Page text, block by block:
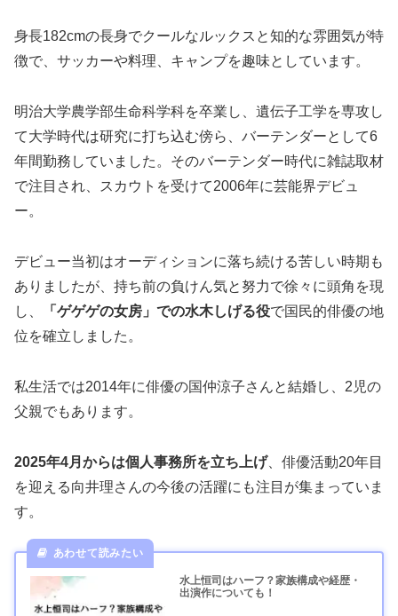
身長182cmの長身でクールなルックスと知的な雰囲気が特
徴で、サッカーや料理、キャンプを趣味としています。
明治大学農学部生命科学科を卒業し、遺伝子工学を専攻し
て大学時代は研究に打ち込む傍ら、バーテンダーとして6
年間勤務していました。そのバーテンダー時代に雑誌取材
で注目され、スカウトを受けて2006年に芸能界デビュ
ー。
デビュー当初はオーディションに落ち続ける苦しい時期も
ありましたが、持ち前の負けん気と努力で徐々に頭角を現
し、
「ゲゲゲの女房」での水木しげる役で国民的俳優の地
位を確立しました。
私生活では2014年に俳優の国仲涼子さんと結婚し、2児の
父親でもあります。
2025年4月からは個人事務所を立ち上げ、俳優活動20年目
を迎える向井理さんの今後の活躍にも注目が集まっていま
す。
水上恒司はハーフ？家族構成や経歴・
出演作についても！